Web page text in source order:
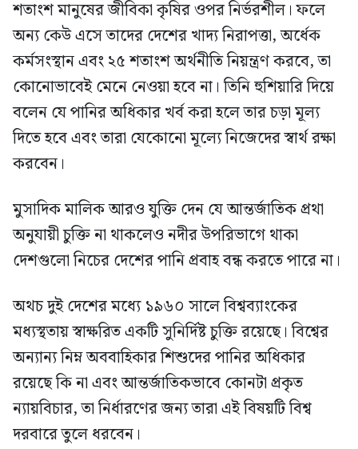
শতাংশ মানুষের জীবিকা কৃষির ওপর নির্ভরশীল। ফলে
অন্য কেউ এসে তাদের দেশের খাদ্য নিরাপত্তা, অর্ধেক
কর্মসংস্থান এবং ২৫ শতাংশ অর্থনীতি নিয়ন্ত্রণ করবে, তা
কোনোভাবেই মেনে নেওয়া হবে না। তিনি হুশিয়ারি দিয়ে
বলেন যে পানির অধিকার খর্ব করা হলে তার চড়া মূল্য
দিতে হবে এবং তারা যেকোনো মূল্যে নিজেদের স্বার্থ রক্ষা
করবেন।
মুসাদিক মালিক আরও যুক্তি দেন যে আন্তর্জাতিক প্রথা
অনুযায়ী চুক্তি না থাকলেও নদীর উপরিভাগে থাকা
দেশগুলো নিচের দেশের পানি প্রবাহ বন্ধ করতে পারে না।
অথচ দুই দেশের মধ্যে ১৯৬০ সালে বিশ্বব্যাংকের
মধ্যস্থতায় স্বাক্ষরিত একটি সুনির্দিষ্ট চুক্তি রয়েছে। বিশ্বের
অন্যান্য নিম্ন অববাহিকার শিশুদের পানির অধিকার
রয়েছে কি না এবং আন্তর্জাতিকভাবে কোনটা প্রকৃত
ন্যায়বিচার, তা নির্ধারণের জন্য তারা এই বিষয়টি বিশ্ব
দরবারে তুলে ধরবেন।